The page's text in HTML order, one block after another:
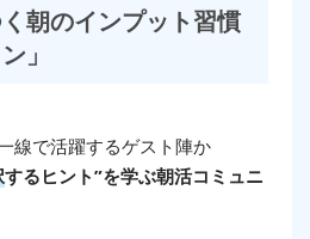
朝のインプット習慣
」
線で活躍するゲスト陣か
するヒント”を学ぶ朝活コミュニ